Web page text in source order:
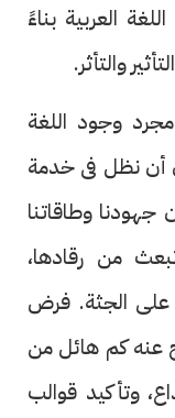
العربية بناءً
والتأثر.
مجرد وجود اللغة
أن نظل فى خدمة
جهودنا وطاقاتنا
من رقادها،
على الجثة. فرض
عنه كم هائل من
وتأكيد قوالب